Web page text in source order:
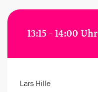
13:15 - 14:00 Uhr
Lars Hille